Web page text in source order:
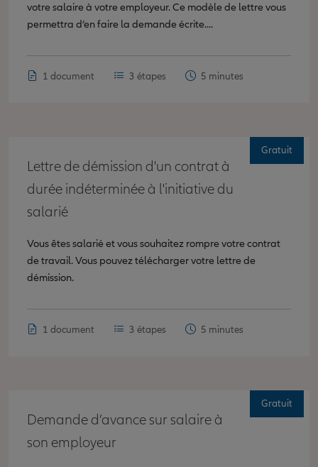
votre salaire à votre employeur. Ce modèle de lettre vous
permettra d’en faire la demande écrite....
1 document 3 étapes 5 minutes
Lettre de démission d'un contrat à
durée indéterminée à l'initiative du
salarié
Vous êtes salarié et vous souhaitez rompre votre contrat
de travail. Vous pouvez télécharger votre lettre de
démission.
1 document 3 étapes 5 minutes
Gratuit
Demande d’avance sur salaire à
son employeur
Gratuit